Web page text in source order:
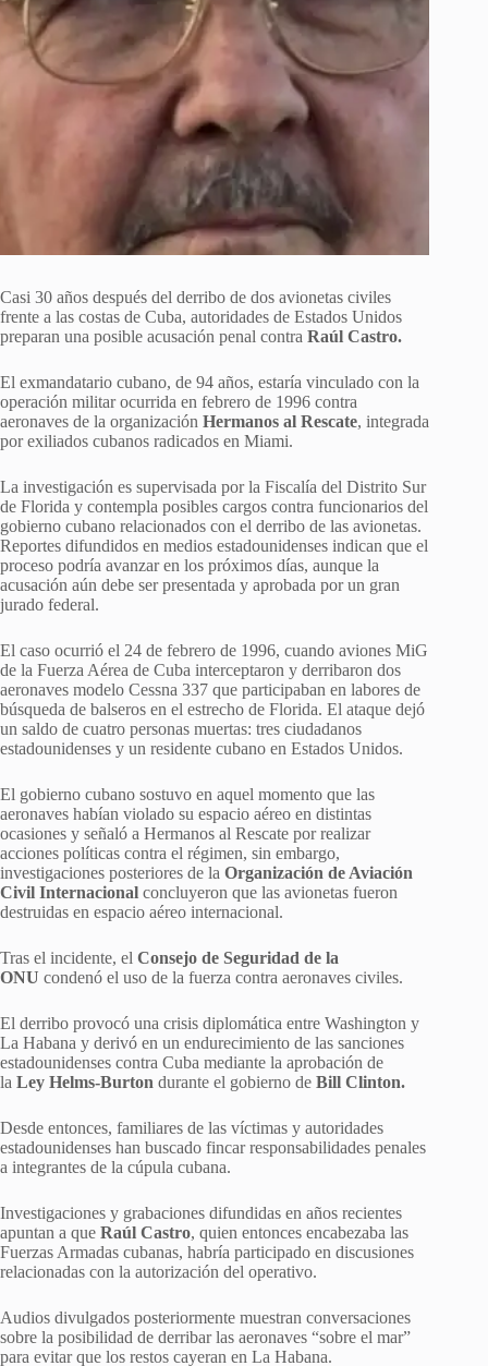
Casi 30 años después del derribo de dos avionetas civiles
frente a las costas de Cuba, autoridades de Estados Unidos
preparan una posible acusación penal contra Raúl Castro.
El exmandatario cubano, de 94 años, estaría vinculado con la
operación militar ocurrida en febrero de 1996 contra
aeronaves de la organización Hermanos al Rescate, integrada
por exiliados cubanos radicados en Miami.
La investigación es supervisada por la Fiscalía del Distrito Sur
de Florida y contempla posibles cargos contra funcionarios del
gobierno cubano relacionados con el derribo de las avionetas.
Reportes difundidos en medios estadounidenses indican que el
proceso podría avanzar en los próximos días, aunque la
acusación aún debe ser presentada y aprobada por un gran
jurado federal.
El caso ocurrió el 24 de febrero de 1996, cuando aviones MiG
de la Fuerza Aérea de Cuba interceptaron y derribaron dos
aeronaves modelo Cessna 337 que participaban en labores de
búsqueda de balseros en el estrecho de Florida. El ataque dejó
un saldo de cuatro personas muertas: tres ciudadanos
estadounidenses y un residente cubano en Estados Unidos.
El gobierno cubano sostuvo en aquel momento que las
aeronaves habían violado su espacio aéreo en distintas
ocasiones y señaló a Hermanos al Rescate por realizar
acciones políticas contra el régimen, sin embargo,
investigaciones posteriores de la Organización de Aviación
Civil Internacional concluyeron que las avionetas fueron
destruidas en espacio aéreo internacional.
Tras el incidente, el Consejo de Seguridad de la
ONU condenó el uso de la fuerza contra aeronaves civiles.
El derribo provocó una crisis diplomática entre Washington y
La Habana y derivó en un endurecimiento de las sanciones
estadounidenses contra Cuba mediante la aprobación de
la Ley Helms-Burton durante el gobierno de Bill Clinton.
Desde entonces, familiares de las víctimas y autoridades
estadounidenses han buscado fincar responsabilidades penales
a integrantes de la cúpula cubana.
Investigaciones y grabaciones difundidas en años recientes
apuntan a que Raúl Castro, quien entonces encabezaba las
Fuerzas Armadas cubanas, habría participado en discusiones
relacionadas con la autorización del operativo.
Audios divulgados posteriormente muestran conversaciones
sobre la posibilidad de derribar las aeronaves “sobre el mar”
para evitar que los restos cayeran en La Habana.